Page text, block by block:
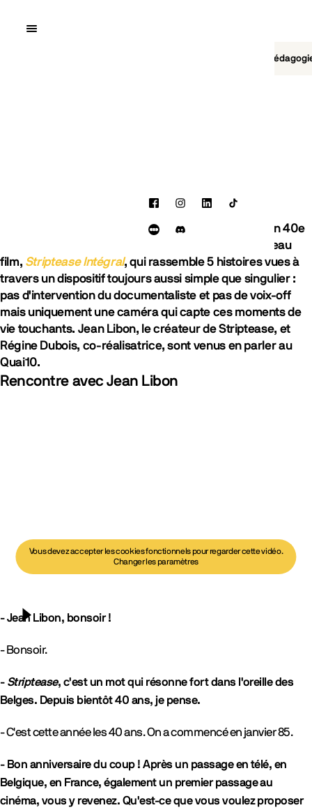
Quai10
FacebookInstagram
LinkedInTikTok
Letterboxd
Discord
La célèbre émission télévisée Striptease
célèbre son 40e
anniversaire en 2025 ! Pour l'occasion sort un nouveau
film, Striptease Intégral, qui rassemble 5 histoires vues à
travers un dispositif toujours aussi simple que singulier :
pas d'intervention du documentaliste et pas de voix-off
mais uniquement une caméra qui capte ces moments de
vie touchants. Jean Libon, le créateur de Striptease, et
Régine Dubois, co-réalisatrice, sont venus en parler au
Quai10.
Rencontre avec Jean Libon
Lancer la vidéo
Vous devez accepter les cookies fonctionnels pour regarder cette vidéo.
Changer les paramètres
- Jean Libon, bonsoir !
- Bonsoir.
- Striptease, c'est un mot qui résonne fort dans l'oreille des
Belges. Depuis bientôt 40 ans, je pense.
- C'est cette année les 40 ans. On a commencé en janvier 85.
- Bon anniversaire du coup ! Après un passage en télé, en
Belgique, en France, également un premier passage au
cinéma, vous y revenez. Qu'est-ce que vous voulez proposer